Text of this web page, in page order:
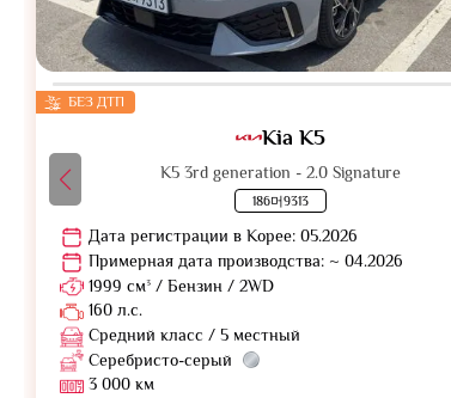
БЕЗ ДТП
Kia K5
K5 3rd generation - 2.0 Signature
186머9313
Дата регистрации в Корее: 05.2026
Примерная дата производства: ~ 04.2026
1999 см³ / Бензин / 2WD
160 л.с.
Средний класс / 5 местный
Серебристо-серый
3 000 км